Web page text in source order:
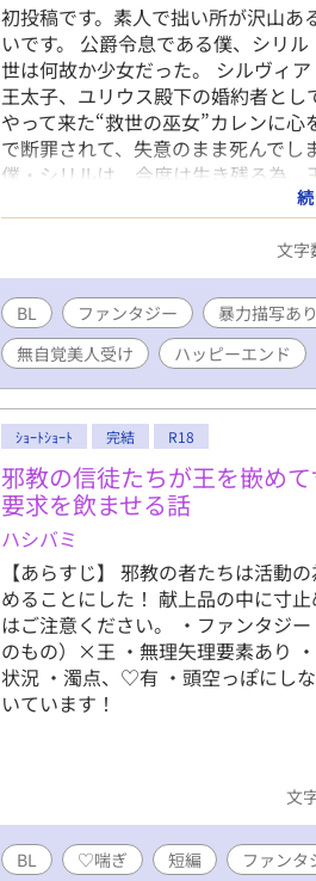
初投稿です。素人で拙い所が沢山
いです。 公爵令息である僕、シリ
世は何故か少女だった。 シルヴィ
王太子、ユリウス殿下の婚約者と
やって来た“救世の巫女”カレンに
で断罪されて、失意のまま死んで
僕・シリルは、今度は生き残る為
らせていたのに…。またやって来た
してるのに、巫子カイトはやたら
のしつこさに負けて関わると、気
んじゃないかな？……そう思ったの
していって……。 自己肯定感低めの
もほのぼの過ごしてくものの、途
ますが、最後はちゃんとハッピーエ
(本意ではないものの)無理矢理表現
※R18は途中から。→※付けます。
文字
BL ファンタジー 暴力描写あり
無自覚美人受け
ハッピーエンド
ｼｮｰﾄｼｮｰﾄ 完結 R18
邪教の信徒たちが王を嵌め
要求を飲ませる話
ハシバミ
【あらすじ】 邪教の者たちは活動
めることにした！ 献上品の中に寸
はご注意ください。 ・ファンタジ
のもの）×王 ・無理矢理要素あり
状況 ・濁点、♡有 ・頭空っぽにし
いています！
文
BL ♡喘ぎ 短編 ファンタ